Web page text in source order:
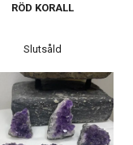
RÖD KORALL
Slutsåld